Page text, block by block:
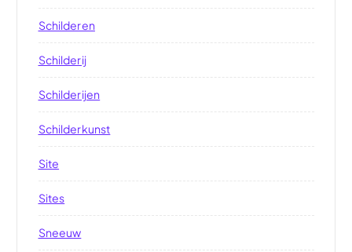
Schilderen
Schilderij
Schilderijen
Schilderkunst
Site
Sites
Sneeuw